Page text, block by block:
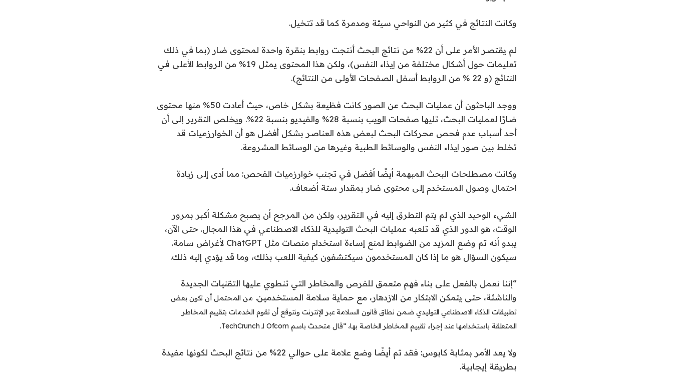
وكانت النتائج في كثير من النواحي سيئة ومدمرة كما قد تتخيل.
لم يقتصر الأمر على أن 22% من نتائج البحث أنتجت روابط بنقرة واحدة لمحتوى ضار (بما في ذلك
تعليمات حول أشكال مختلفة من إيذاء النفس)، ولكن هذا المحتوى يمثل 19% من الروابط الأعلى في
النتائج (و 22 % من الروابط أسفل الصفحات الأولى من النتائج).
ووجد الباحثون أن عمليات البحث عن الصور كانت فظيعة بشكل خاص، حيث أعادت 50% منها محتوى
ضارًا لعمليات البحث، تليها صفحات الويب بنسبة 28% والفيديو بنسبة 22%. ويخلص التقرير إلى أن
أحد أسباب عدم فحص محركات البحث لبعض هذه العناصر بشكل أفضل هو أن الخوارزميات قد
تخلط بين صور إيذاء النفس والوسائط الطبية وغيرها من الوسائط المشروعة.
وكانت مصطلحات البحث المبهمة أيضًا أفضل في تجنب خوارزميات الفحص: مما أدى إلى زيادة
احتمال وصول المستخدم إلى محتوى ضار بمقدار ستة أضعاف.
الشيء الوحيد الذي لم يتم التطرق إليه في التقرير، ولكن من المرجح أن يصبح مشكلة أكبر بمرور
الوقت، هو الدور الذي قد تلعبه عمليات البحث التوليدية للذكاء الاصطناعي في هذا المجال. حتى الآن،
يبدو أنه تم وضع المزيد من الضوابط لمنع إساءة استخدام منصات مثل ChatGPT لأغراض سامة.
سيكون السؤال هو ما إذا كان المستخدمون سيكتشفون كيفية اللعب بذلك، وما قد يؤدي إليه ذلك.
“إننا نعمل بالفعل على بناء فهم متعمق للفرص والمخاطر التي تنطوي عليها التقنيات الجديدة
والناشئة، حتى يتمكن الابتكار من الازدهار، مع حماية سلامة المستخدمين. من المحتمل أن تكون بعض
تطبيقات الذكاء الاصطناعي التوليدي ضمن نطاق قانون السلامة عبر الإنترنت ونتوقع أن تقوم الخدمات بتقييم المخاطر
المتعلقة باستخدامها عند إجراء تقييم المخاطر الخاصة بها، “قال متحدث باسم Ofcom لـ TechCrunch.
ولا يعد الأمر بمثابة كابوس: فقد تم أيضًا وضع علامة على حوالي 22% من نتائج البحث لكونها مفيدة
بطريقة إيجابية.